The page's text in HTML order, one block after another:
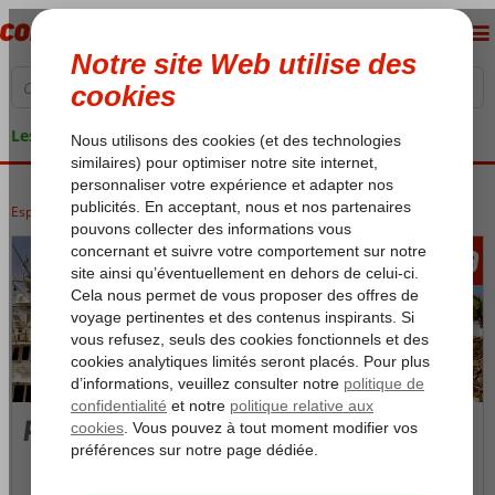
Les garanties de vacances
Espagne Îles Canaries Lanzarote Puerto Calero
àpd 989
Puerto Calero